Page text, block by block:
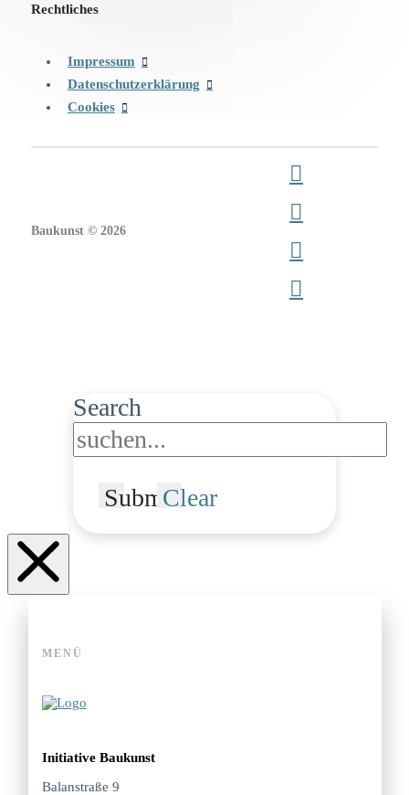
Rechtliches
Impressum
Datenschutzerklärung
Cookies
Baukunst © 2026
Search
SubmitClear
MENÜ
Initiative Baukunst
Balanstraße 9